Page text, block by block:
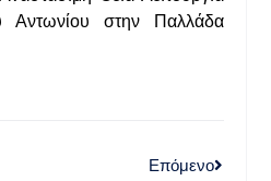
στην Παλλάδα
Επόμενο